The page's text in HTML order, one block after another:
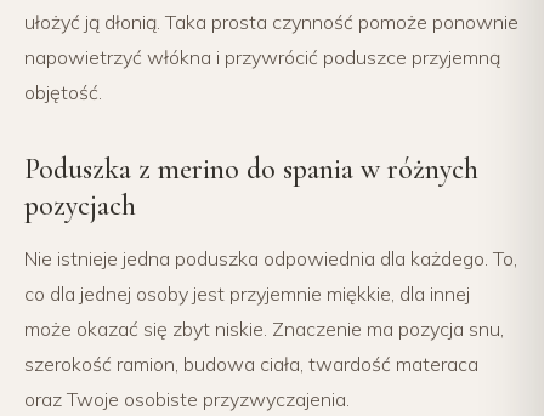
ułożyć ją dłonią. Taka prosta czynność pomoże ponownie
napowietrzyć włókna i przywrócić poduszce przyjemną
objętość.
Poduszka z merino do spania w różnych
pozycjach
Nie istnieje jedna poduszka odpowiednia dla każdego. To,
co dla jednej osoby jest przyjemnie miękkie, dla innej
może okazać się zbyt niskie. Znaczenie ma pozycja snu,
szerokość ramion, budowa ciała, twardość materaca
oraz Twoje osobiste przyzwyczajenia.